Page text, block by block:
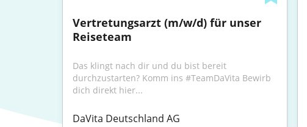
Vertretungsarzt (m/w/d) für unser
Reiseteam
Das klingt nach dir und du bist bereit
durchzustarten? Komm ins #TeamDaVita Bewirb
dich direkt hier...
DaVita Deutschland AG